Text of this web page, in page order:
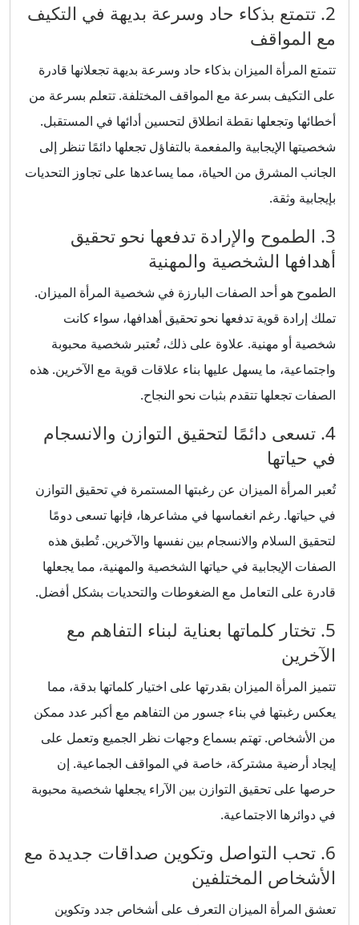
2. تتمتع بذكاء حاد وسرعة بديهة في التكيف
مع المواقف
تتمتع المرأة الميزان بذكاء حاد وسرعة بديهة تجعلانها قادرة
على التكيف بسرعة مع المواقف المختلفة. تتعلم بسرعة من
أخطائها وتجعلها نقطة انطلاق لتحسين أدائها في المستقبل.
شخصيتها الإيجابية والمفعمة بالتفاؤل تجعلها دائمًا تنظر إلى
الجانب المشرق من الحياة، مما يساعدها على تجاوز التحديات
بإيجابية وثقة.
3. الطموح والإرادة تدفعها نحو تحقيق
أهدافها الشخصية والمهنية
الطموح هو أحد الصفات البارزة في شخصية المرأة الميزان.
تملك إرادة قوية تدفعها نحو تحقيق أهدافها، سواء كانت
شخصية أو مهنية. علاوة على ذلك، تُعتبر شخصية محبوبة
واجتماعية، ما يسهل عليها بناء علاقات قوية مع الآخرين. هذه
الصفات تجعلها تتقدم بثبات نحو النجاح.
4. تسعى دائمًا لتحقيق التوازن والانسجام
في حياتها
تُعبر المرأة الميزان عن رغبتها المستمرة في تحقيق التوازن
في حياتها. رغم انغماسها في مشاعرها، فإنها تسعى دومًا
لتحقيق السلام والانسجام بين نفسها والآخرين. تُطبق هذه
الصفات الإيجابية في حياتها الشخصية والمهنية، مما يجعلها
قادرة على التعامل مع الضغوطات والتحديات بشكل أفضل.
5. تختار كلماتها بعناية لبناء التفاهم مع
الآخرين
تتميز المرأة الميزان بقدرتها على اختيار كلماتها بدقة، مما
يعكس رغبتها في بناء جسور من التفاهم مع أكبر عدد ممكن
من الأشخاص. تهتم بسماع وجهات نظر الجميع وتعمل على
إيجاد أرضية مشتركة، خاصة في المواقف الجماعية. إن
حرصها على تحقيق التوازن بين الآراء يجعلها شخصية محبوبة
في دوائرها الاجتماعية.
6. تحب التواصل وتكوين صداقات جديدة مع
الأشخاص المختلفين
تعشق المرأة الميزان التعرف على أشخاص جدد وتكوين